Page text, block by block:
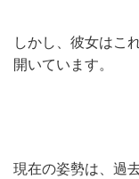
しかし、彼女はこ
開いています。
現在の姿勢は、過